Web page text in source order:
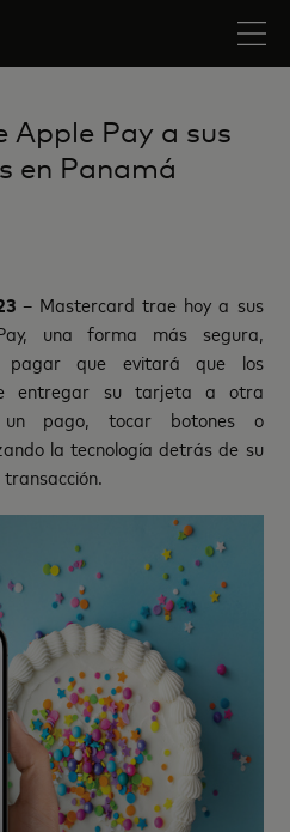
Pay a sus
en Panamá
– Mastercard trae hoy a sus
una forma más segura,
que evitará que los
entregar su tarjeta a otra
pago, tocar botones o
la tecnología detrás de su